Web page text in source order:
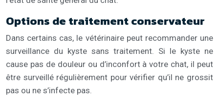
Options de traitement conservateur
Dans certains cas, le vétérinaire peut recommander une
surveillance du kyste sans traitement. Si le kyste ne
cause pas de douleur ou d’inconfort à votre chat, il peut
être surveillé régulièrement pour vérifier qu’il ne grossit
pas ou ne s’infecte pas.